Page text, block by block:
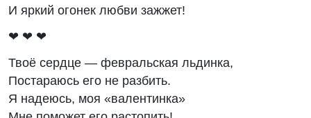
И яркий огонек любви зажжет!
❤ ❤ ❤
Твоё сердце — февральская льдинка,
Постараюсь его не разбить.
Я надеюсь, моя «валентинка»